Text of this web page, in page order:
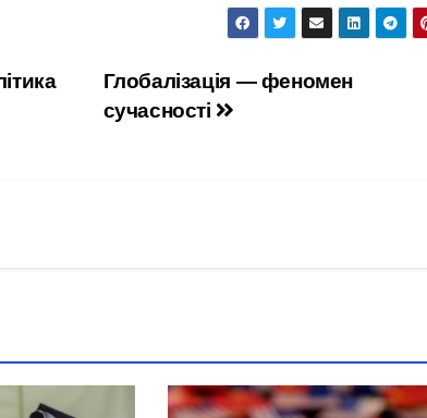
Глобалізація — феномен
сучасності